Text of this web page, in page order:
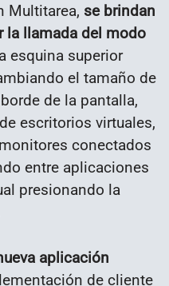
Multitarea, se brindan
la llamada del modo
esquina superior
el tamaño de
de la pantalla,
escritorios virtuales,
conectados
entre aplicaciones
presionando la
aplicación
de cliente